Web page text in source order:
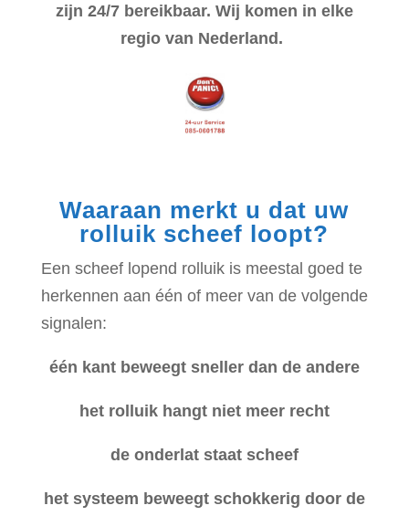
zijn 24/7 bereikbaar. Wij komen in elke
regio van Nederland.
Waaraan merkt u dat uw
rolluik scheef loopt?
Een scheef lopend rolluik is meestal goed te
herkennen aan één of meer van de volgende
signalen:
één kant beweegt sneller dan de andere
het rolluik hangt niet meer recht
de onderlat staat scheef
het systeem beweegt schokkerig door de